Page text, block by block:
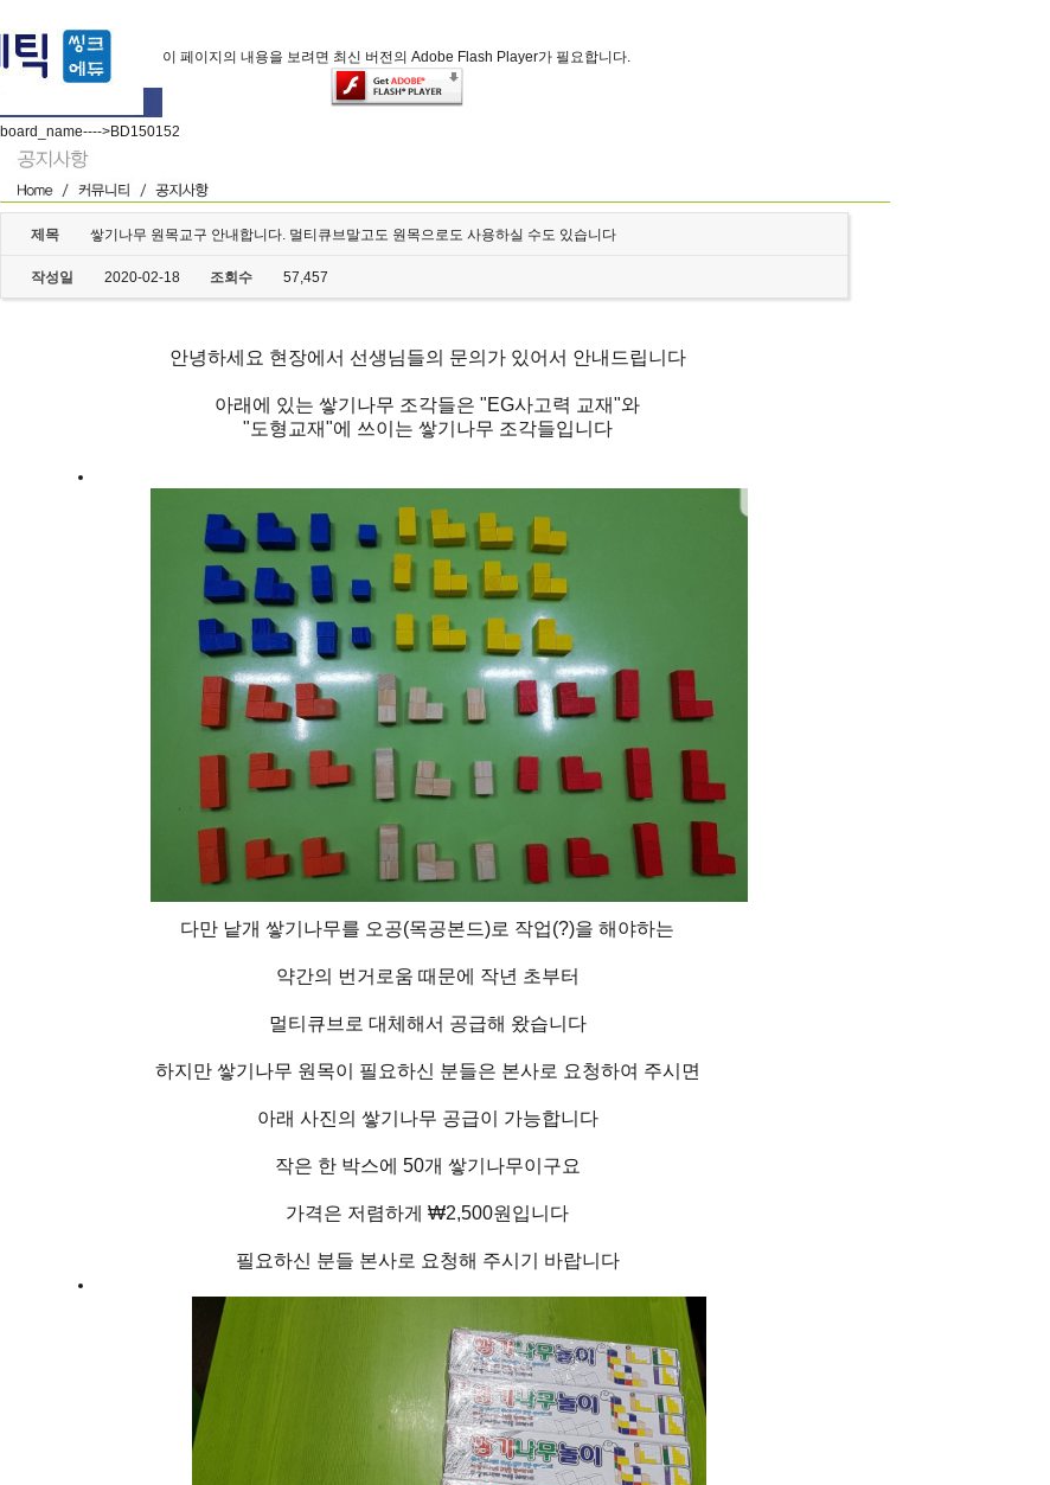
이 페이지의 내용을 보려면 최신 버전의 Adobe Flash Player가 필요합니다.
board_name---->BD150152
제목 쌓기나무 원목교구 안내합니다. 멀티큐브말고도 원목으로도 사용하실 수도 있습니다​
작성일 2020-02-18 조회수 57,457
안녕하세요 현장에서 선생님들의 문의가 있어서 안내드립니다
아래에 있는 쌓기나무 조각들은 "EG사고력 교재"와
"도형교재"에 쓰이는 쌓기나무 조각들입니다
다만 낱개 쌓기나무를 오공(목공본드)로 작업(?)을 해야하는
약간의 번거로움 때문에 작년 초부터
멀티큐브로 대체해서 공급해 왔습니다
하지만 쌓기나무 원목이 필요하신 분들은 본사로 요청하여 주시면
아래 사진의 쌓기나무 공급이 가능합니다
작은 한 박스에 50개 쌓기나무이구요
가격은 저렴하게 ₩2,500원입니다
필요하신 분들 본사로 요청해 주시기 바랍니다